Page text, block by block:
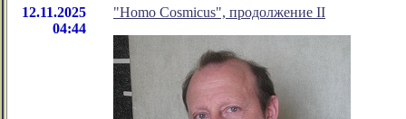
12.11.2025
04:44
"Homo Cosmicus", продолжение II